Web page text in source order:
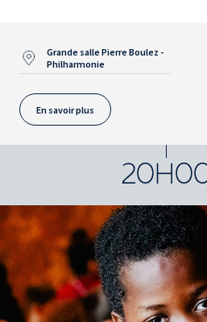
Grande salle Pierre Boulez -
Philharmonie
En savoir plus